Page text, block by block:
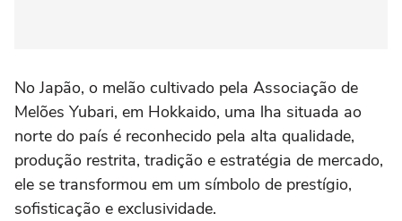
No Japão, o melão cultivado pela Associação de
Melões Yubari, em Hokkaido, uma lha situada ao
norte do país é reconhecido pela alta qualidade,
produção restrita, tradição e estratégia de mercado,
ele se transformou em um símbolo de prestígio,
sofisticação e exclusividade.